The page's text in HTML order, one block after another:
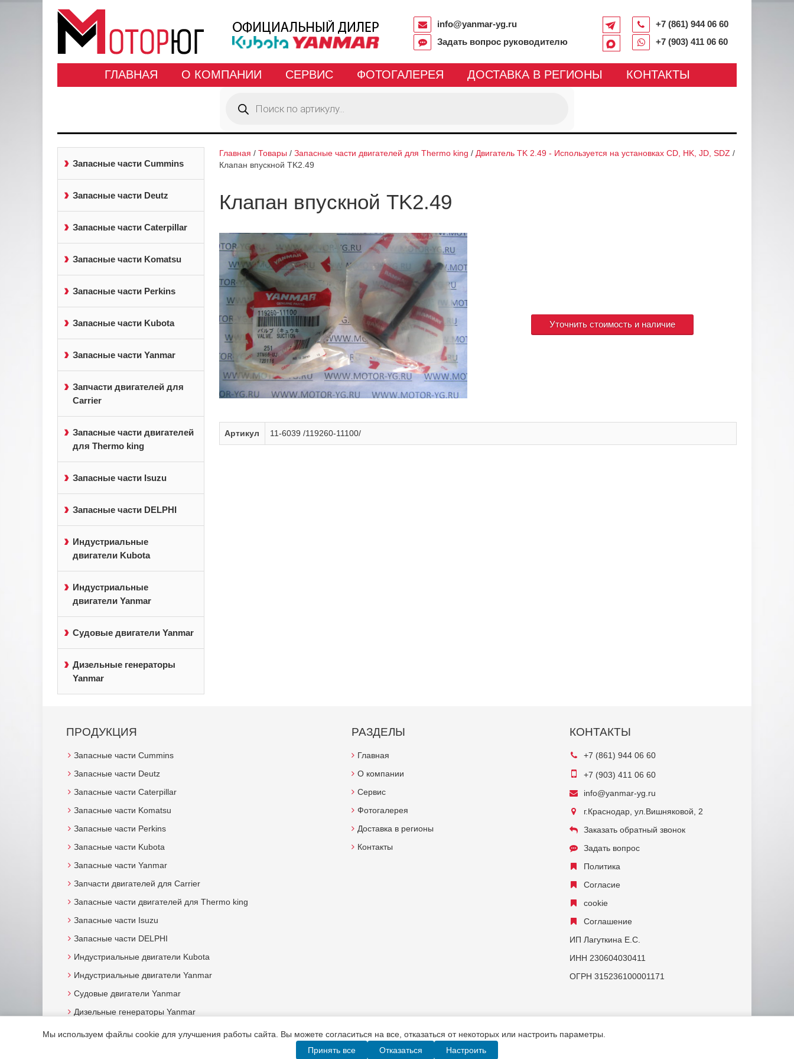
+7 (861) 944 06 60
+7 (903) 411 06 60
info@yanmar-yg.ru
Задать вопрос руководителю
ГЛАВНАЯ О КОМПАНИИ СЕРВИС ФОТОГАЛЕРЕЯ ДОСТАВКА В РЕГИОНЫ КОНТАКТЫ
товаров
Запасные части Cummins
Запасные части Deutz
Запасные части Caterpillar
Запасные части Komatsu
Запасные части Perkins
Запасные части Kubota
Запасные части Yanmar
Запчасти двигателей для
Carrier
Запасные части двигателей
для Thermo king
Запасные части Isuzu
Запасные части DELPHI
Индустриальные
двигатели Kubota
Индустриальные
двигатели Yanmar
Судовые двигатели Yanmar
Дизельные генераторы
Yanmar
Главная / Товары / Запасные части двигателей для Thermo king / Двигатель TK 2.49 - Используется на установках CD, HK, JD, SDZ /
Клапан впускной TK2.49
Клапан впускной TK2.49
Уточнить стоимость и наличие
Артикул 11-6039 /119260-11100/
ПРОДУКЦИЯ
Запасные части Cummins
Запасные части Deutz
Запасные части Caterpillar
Запасные части Komatsu
Запасные части Perkins
Запасные части Kubota
Запасные части Yanmar
Запчасти двигателей для Carrier
Запасные части двигателей для Thermo king
Запасные части Isuzu
Запасные части DELPHI
Индустриальные двигатели Kubota
Индустриальные двигатели Yanmar
Судовые двигатели Yanmar
Дизельные генераторы Yanmar
РАЗДЕЛЫ
Главная
О компании
Сервис
Фотогалерея
Доставка в регионы
Контакты
КОНТАКТЫ
+7 (861) 944 06 60
+7 (903) 411 06 60
info@yanmar-yg.ru
г.Краснодар, ул.Вишняковой, 2
Заказать обратный звонок
Задать вопрос
Политика
Согласие
cookie
Соглашение
ИП Лагуткина Е.С.
ИНН 230604030411
ОГРН 315236100001171
Мы используем файлы cookie для улучшения работы сайта. Вы можете согласиться на все, отказаться от некоторых или настроить параметры.
Принять все
Отказаться Настроить